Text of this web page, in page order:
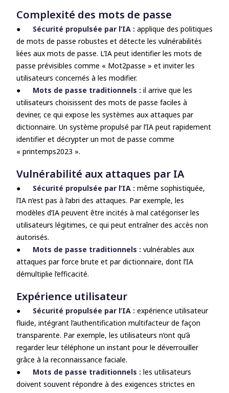
Complexité des mots de passe
● Sécurité propulsée par l’IA : applique des politiques
de mots de passe robustes et détecte les vulnérabilités
liées aux mots de passe. L’IA peut identifier les mots de
passe prévisibles comme « Mot2passe » et inviter les
utilisateurs concernés à les modifier.
● Mots de passe traditionnels : il arrive que les
utilisateurs choisissent des mots de passe faciles à
deviner, ce qui expose les systèmes aux attaques par
dictionnaire. Un système propulsé par l’IA peut rapidement
identifier et décrypter un mot de passe comme
« printemps2023 ».
Vulnérabilité aux attaques par IA
● Sécurité propulsée par l’IA : même sophistiquée,
l’IA n’est pas à l’abri des attaques. Par exemple, les
modèles d’IA peuvent être incités à mal catégoriser les
utilisateurs légitimes, ce qui peut entraîner des accès non
autorisés.
● Mots de passe traditionnels : vulnérables aux
attaques par force brute et par dictionnaire, dont l’IA
démultiplie l’efficacité.
Expérience utilisateur
● Sécurité propulsée par l’IA : expérience utilisateur
fluide, intégrant l’authentification multifacteur de façon
transparente. Par exemple, les utilisateurs n’ont qu’à
regarder leur téléphone un instant pour le déverrouiller
grâce à la reconnaissance faciale.
● Mots de passe traditionnels : les utilisateurs
doivent souvent répondre à des exigences strictes en